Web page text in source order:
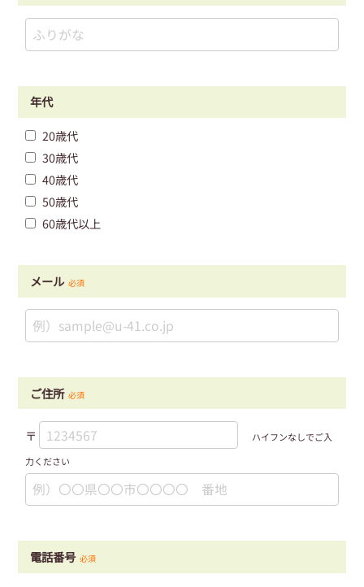
年代
20歳代
30歳代
40歳代
50歳代
60歳代以上
メール 必須
ご住所 必須
〒
ハイフンなしでご入
力ください
電話番号 必須